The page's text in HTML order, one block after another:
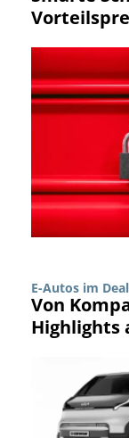
E-Autos im
Von
Highlights